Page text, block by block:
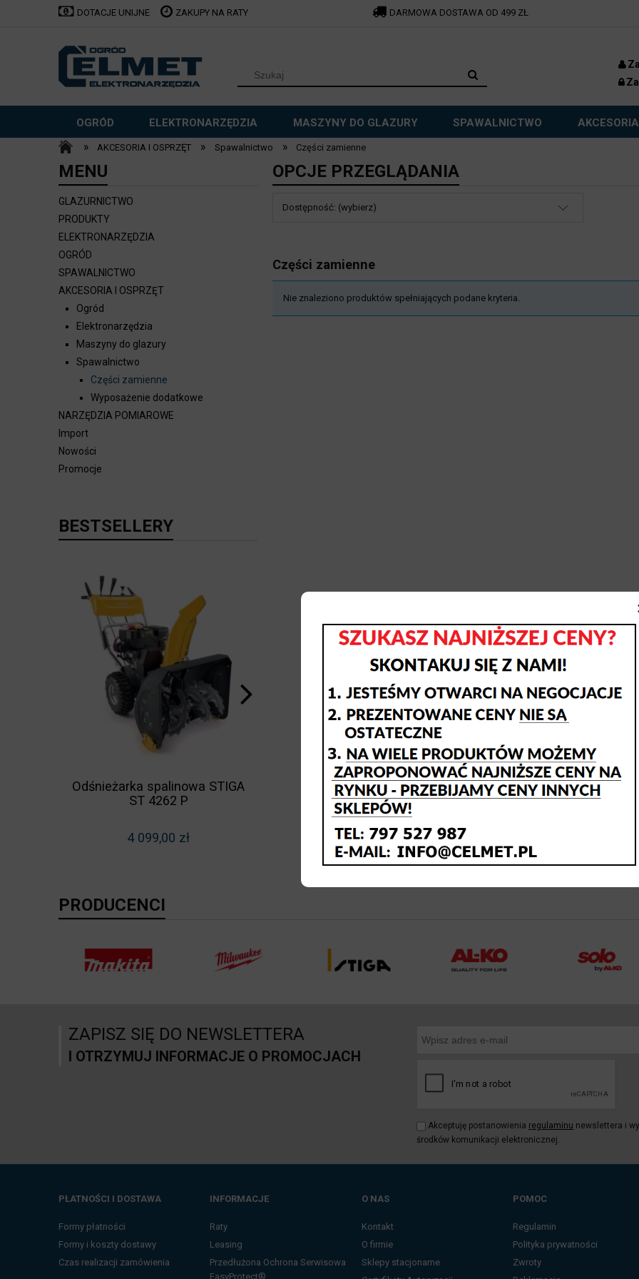
DOTACJE UNIJNE ZAKUPY NA RATY DARMOWA DOSTAWA OD 499 ZŁ
OGRÓD ELEKTRONARZĘDZIA MASZYNY DO GLAZURY SPAWALNICTWO
Sklepy stacjonarne
» AKCESORIA I OSPRZĘT » Spawalnictwo » Części zamienne
MENU
GLAZURNICTWO
PRODUKTY
ELEKTRONARZĘDZIA
OGRÓD
SPAWALNICTWO
AKCESORIA I OSPRZĘT
Ogród
Elektronarzędzia
Maszyny do glazury
Spawalnictwo
Części zamienne
Wyposażenie dodatkowe
NARZĘDZIA POMIAROWE
Import
Nowości
Promocje
BESTSELLERY
Odśnieżarka spalinowa STIGA
ST 4262 P
4 099,00 zł
Maszyna do cięcia płytek
MONTOLIT Masterpiuma 131P5
2 939,00 zł
DO KOSZYKA
Traktor ogrodowy Solo by AL-
T22-103.3 HD-A V2
DO KOSZYKA
OPCJE PRZEGLĄDANIA
Dostępność: (wybierz)
Części zamienne
Nie znaleziono produktów spełniających podane kryteria.
PRODUCENCI
ZAPISZ SIĘ DO NEWSLETTERA
I OTRZYMUJ INFORMACJE O PROMOCJACH
Akceptuję postanowienia regulaminu newslettera i
środków komunikacji elektronicznej.
PŁATNOŚCI I DOSTAWA
Formy płatności
Formy i koszty dostawy
Czas realizacji zamówienia
INFORMACJE
Raty
Leasing
Przedłużona Ochrona Serwisowa
EasyProtect®
O NAS
Kontakt
O firmie
Sklepy stacjonarne
POMOC
Regulamin
Polityka prywatności
Zwroty